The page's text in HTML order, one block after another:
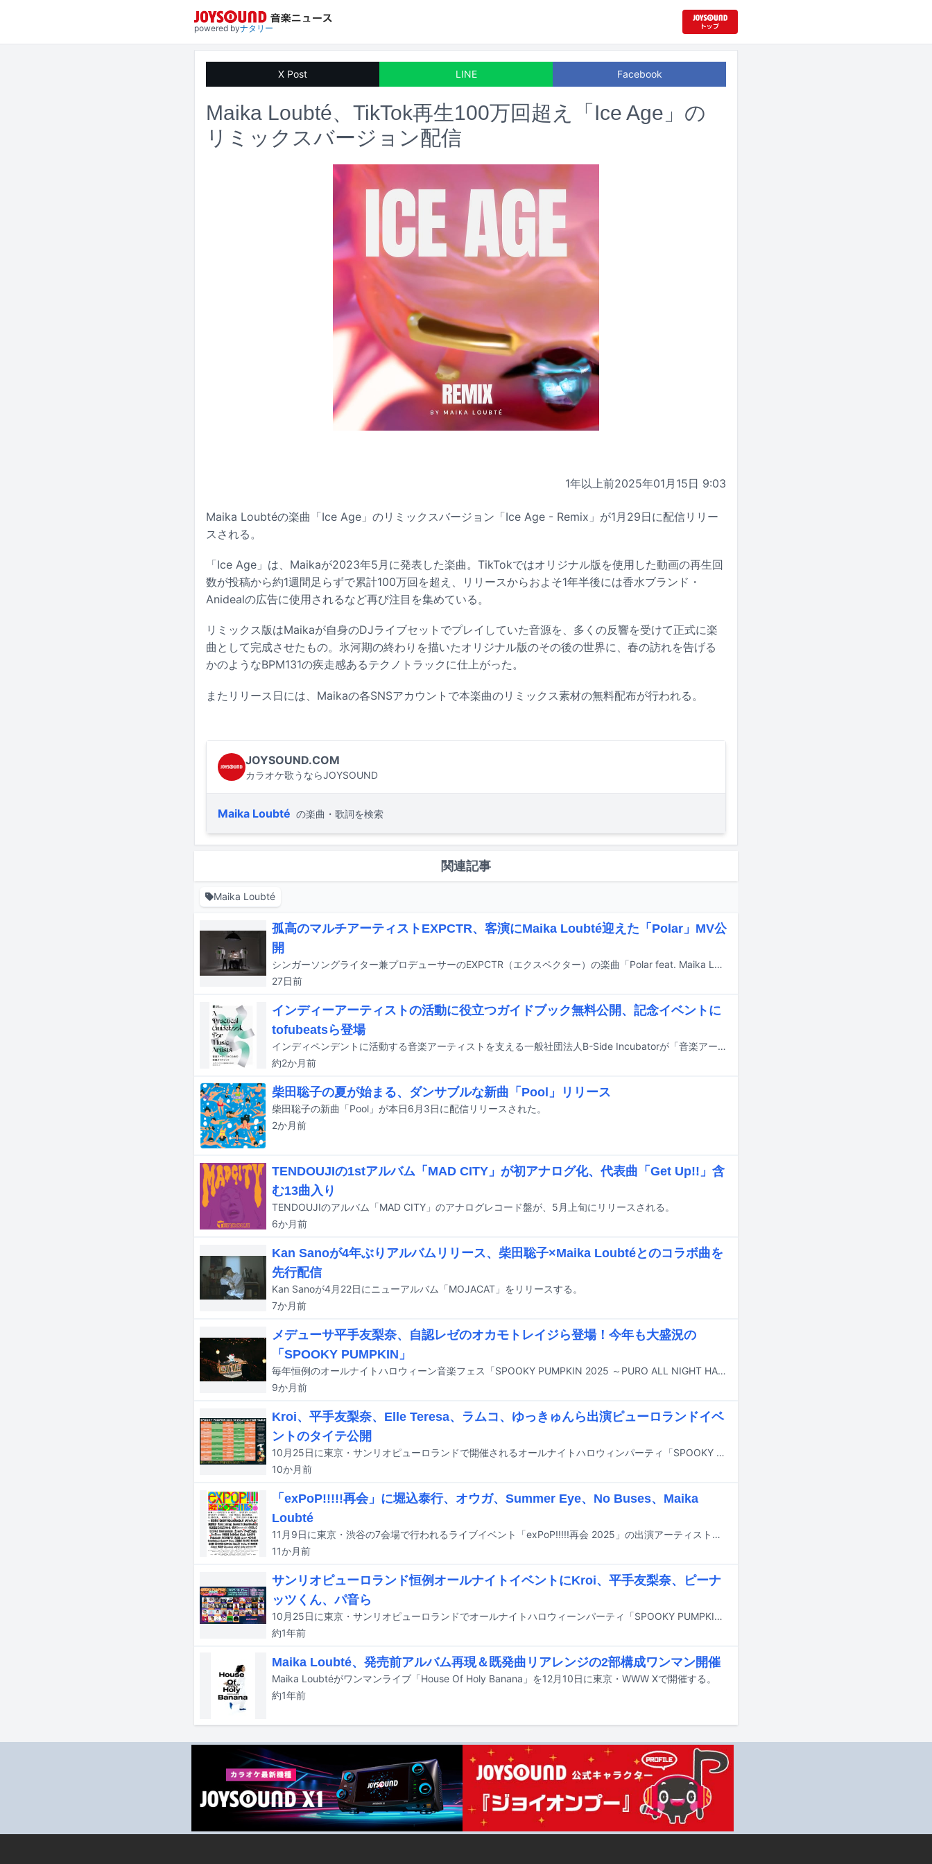
powered byナタリー
X Post LINE Facebook
Maika Loubté、TikTok再生100万回超え「Ice Age」の
リミックスバージョン配信
1年以上前2025年01月15日 9:03
Maika Loubtéの楽曲「Ice Age」のリミックスバージョン「Ice Age - Remix」が1月29日に配信リリー
スされる。
「Ice Age」は、Maikaが2023年5月に発表した楽曲。TikTokではオリジナル版を使用した動画の再生回
数が投稿から約1週間足らずで累計100万回を超え、リリースからおよそ1年半後には香水ブランド・
Anidealの広告に使用されるなど再び注目を集めている。
リミックス版はMaikaが自身のDJライブセットでプレイしていた音源を、多くの反響を受けて正式に楽
曲として完成させたもの。氷河期の終わりを描いたオリジナル版のその後の世界に、春の訪れを告げる
かのようなBPM131の疾走感あるテクノトラックに仕上がった。
またリリース日には、Maikaの各SNSアカウントで本楽曲のリミックス素材の無料配布が行われる。
JOYSOUND.COM
カラオケ歌うならJOYSOUND
Maika Loubté の楽曲・歌詞を検索
関連記事
Maika Loubté
孤高のマルチアーティストEXPCTR、客演にMaika Loubté迎えた「Polar」MV公
開
シンガーソングライター兼プロデューサーのEXPCTR（エクスペクター）の楽曲「Polar feat. Maika Loubté」のミュージックビデオがYouTubeで公開された。
27日前
インディーアーティストの活動に役立つガイドブック無料公開、記念イベントに
tofubeatsら登場
インディペンデントに活動する音楽アーティストを支える一般社団法人B-Side Incubatorが「音楽アーティストのための実践ガイドブック──インディペンデントに活動を続けるための5つのステップ」を無料で公開した。
約2か月前
柴田聡子の夏が始まる、ダンサブルな新曲「Pool」リリース
柴田聡子の新曲「Pool」が本日6月3日に配信リリースされた。
2か月前
TENDOUJIの1stアルバム「MAD CITY」が初アナログ化、代表曲「Get Up!!」含
む13曲入り
TENDOUJIのアルバム「MAD CITY」のアナログレコード盤が、5月上旬にリリースされる。
6か月前
Kan Sanoが4年ぶりアルバムリリース、柴田聡子×Maika Loubtéとのコラボ曲を
先行配信
Kan Sanoが4月22日にニューアルバム「MOJACAT」をリリースする。
7か月前
メデューサ平手友梨奈、自認レゼのオカモトレイジら登場！今年も大盛況の
「SPOOKY PUMPKIN」
毎年恒例のオールナイトハロウィーン音楽フェス「SPOOKY PUMPKIN 2025 ～PURO ALL NIGHT HALLOWEEN PARTY～」が10月25日夜から10月26日早朝にかけて東京・サンリオピューロランドで開催された。
9か月前
Kroi、平手友梨奈、Elle Teresa、ラムコ、ゆっきゅんら出演ピューロランドイベ
ントのタイテ公開
10月25日に東京・サンリオピューロランドで開催されるオールナイトハロウィンパーティ「SPOOKY PUMPKIN 2025 ～PURO ALL NIGHT HALLOWEEN PARTY～」のタイムテーブルが発表された。
10か月前
「exPoP!!!!!再会」に堀込泰行、オウガ、Summer Eye、No Buses、Maika
Loubté
11月9日に東京・渋谷の7会場で行われるライブイベント「exPoP!!!!!再会 2025」の出演アーティスト第4弾が発表された。
11か月前
サンリオピューロランド恒例オールナイトイベントにKroi、平手友梨奈、ピーナ
ッツくん、パ音ら
10月25日に東京・サンリオピューロランドでオールナイトハロウィーンパーティ「SPOOKY PUMPKIN 2025 ～PURO ALL NIGHT HALLOWEEN PARTY～」が開催される。
約1年前
Maika Loubté、発売前アルバム再現＆既発曲リアレンジの2部構成ワンマン開催
Maika Loubtéがワンマンライブ「House Of Holy Banana」を12月10日に東京・WWW Xで開催する。
約1年前